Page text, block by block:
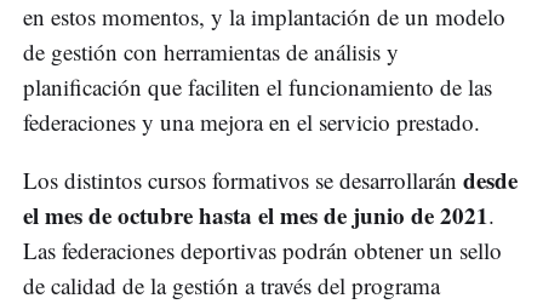
en estos momentos, y la implantación de un modelo
de gestión con herramientas de análisis y
planificación que faciliten el funcionamiento de las
federaciones y una mejora en el servicio prestado.
Los distintos cursos formativos se desarrollarán desde
el mes de octubre hasta el mes de junio de 2021.
Las federaciones deportivas podrán obtener un sello
de calidad de la gestión a través del programa